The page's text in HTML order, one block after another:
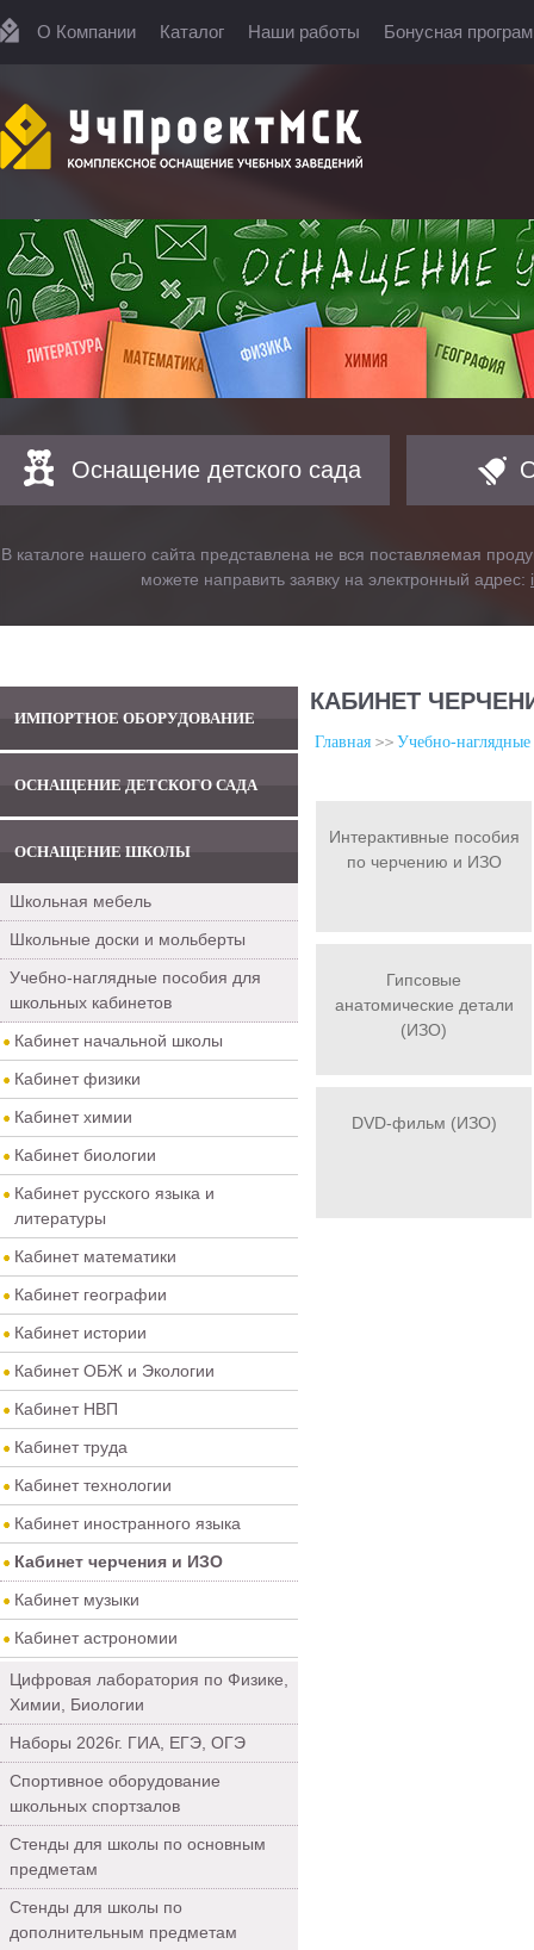
О Компании Каталог Наши работы Бонусная
Оснащение детского сада
В каталоге нашего сайта представлена не вся поставляемая
можете направить заявку на электронный адрес:
ИМПОРТНОЕ ОБОРУДОВАНИЕ
ОСНАЩЕНИЕ ДЕТСКОГО САДА
ОСНАЩЕНИЕ ШКОЛЫ
Школьная мебель
Школьные доски и мольберты
Учебно-наглядные пособия для
школьных кабинетов
Кабинет начальной школы
Кабинет физики
Кабинет химии
Кабинет биологии
Кабинет русского языка и
литературы
Кабинет математики
Кабинет географии
Кабинет истории
Кабинет ОБЖ и Экологии
Кабинет НВП
Кабинет труда
Кабинет технологии
Кабинет иностранного языка
Кабинет черчения и ИЗО
Кабинет музыки
Кабинет астрономии
Цифровая лаборатория по Физике,
Химии, Биологии
Наборы 2026г. ГИА, ЕГЭ, ОГЭ
Спортивное оборудование
школьных спортзалов
Стенды для школы по основным
предметам
Стенды для школы по
дополнительным предметам
КАБИНЕТ
Главная Учебно-
Интерактивные пособия
по черчению и ИЗО
Гипсовые
анатомические детали
(ИЗО)
DVD-фильм (ИЗО)